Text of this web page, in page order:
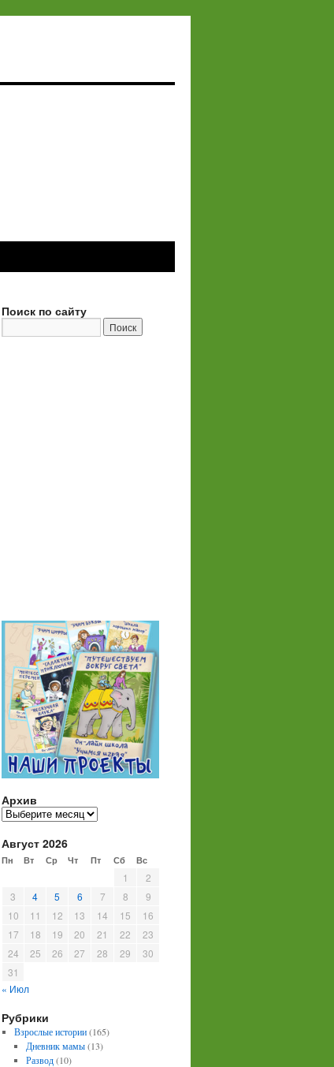
Поиск по сайту
Архив
Архив
Август 2026
Пн Вт Ср Чт Пт Сб Вс
1
2
3
4 5 6 7 8
9
10
11 12 13 14 15
16
17
18 19 20 21 22
23
24
25 26 27 28 29
30
31
« Июл
Рубрики
Взрослые истории(165)
Дневник мамы(13)
Развод(10)